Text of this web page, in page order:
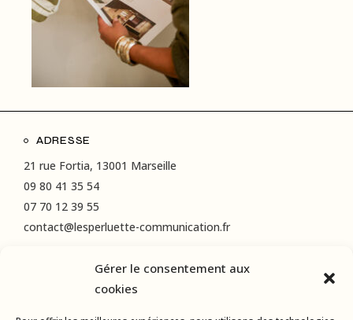
Gérer le consentement aux
cookies
ADRESSE
21 rue Fortia, 13001 Marseille
09 80 41 35 54
07 70 12 39 55
contact@lesperluette-communication.fr
RÉSEAUX SOCIAUX